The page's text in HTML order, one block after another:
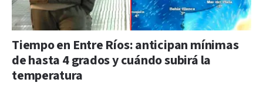
Tiempo en Entre Ríos: anticipan mínimas
de hasta 4 grados y cuándo subirá la
temperatura